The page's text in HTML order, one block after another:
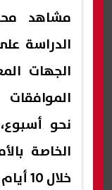
مشاهد
الدراسة
الجهات
نحو
الخاصة
خلال 10 أيام فقط.